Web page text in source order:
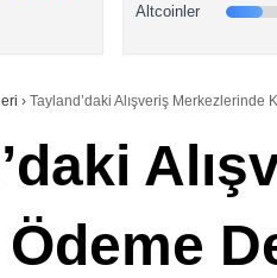
Altcoinler
› Tayland’daki Alışveriş Merkezlerinde